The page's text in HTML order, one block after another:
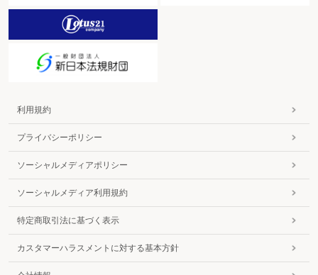
利用規約
プライバシーポリシー
ソーシャルメディアポリシー
ソーシャルメディア利用規約
特定商取引法に基づく表示
カスタマーハラスメントに対する基本方針